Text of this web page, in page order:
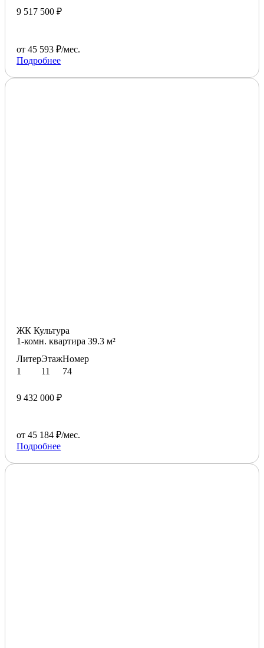
9 517 500 ₽
от 45 593 ₽/мес.
Подробнее
ЖК Культура
1-комн. квартира 39.3 м²
Литер
1
Этаж
11
Номер
74
9 432 000 ₽
от 45 184 ₽/мес.
Подробнее